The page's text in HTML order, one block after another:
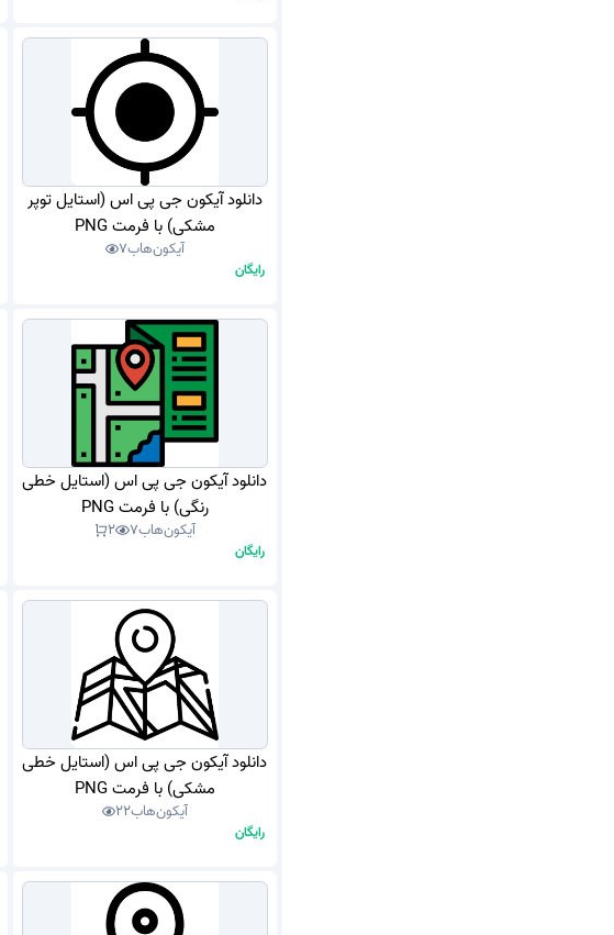
دانلود آیکون جی پی اس (استایل توپر
مشکی) با فرمت PNG
آیکون‌هاب7
رایگان
دانلود آیکون جی پی اس (استایل خطی
رنگی) با فرمت PNG
آیکون‌هاب7
2
رایگان
دانلود آیکون جی پی اس (استایل خطی
مشکی) با فرمت PNG
آیکون‌هاب22
رایگان